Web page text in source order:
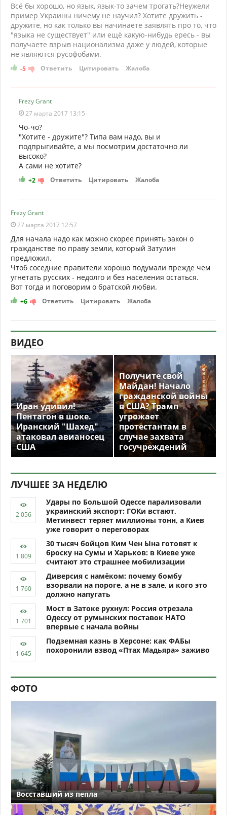
Всё бы хорошо, но язык, язык-то зачем трогать?Неужели
пример Украины ничему не научил? Хотите дружить -
дружите, но как только вы начинаете заявлять про то, что
"языка не существует" или ещё какую-нибудь ересь - вы
получаете взрыв национализма даже у людей, которые
не являются русофобами.
-5 Ответить Цитировать Жалоба
Frezy Grant
27 марта 2017 13:15
Чо-чо?
"Хотите - дружите"? Типа вам надо, вы и
подпрыгивайте, а мы посмотрим достаточно ли
высоко?
А сами не хотите?
+2 Ответить Цитировать Жалоба
Frezy Grant
27 марта 2017 12:57
Для начала надо как можно скорее принять закон о
гражданстве по праву земли, который Затулин
предложил.
Чтоб соседние правители хорошо подумали прежде чем
угнетать русских - недолго и без населения остаться.
Вот тогда и поговорим о братской любви.
+6 Ответить Цитировать Жалоба
ВИДЕО
Иран удивил!
Пентагон в шоке.
Иранский "Шахед"
атаковал авианосец
США
Получите свой
Майдан! Начало
гражданской войны
в США? Трамп
угрожает
протестантам в
случае захвата
госучреждений
ЛУЧШЕЕ ЗА НЕДЕЛЮ
Удары по Большой Одессе парализовали
украинский экспорт: ГОКи встают,
Метинвест теряет миллионы тонн, а Киев
уже говорит о переговорах
30 тысяч бойцов Ким Чен Ына готовят к
броску на Сумы и Харьков: в Киеве уже
считают это страшнее мобилизации
Диверсия с намёком: почему бомбу
взорвали на пороге, а не в зале, и кого это
должно напугать
Мост в Затоке рухнул: Россия отрезала
Одессу от румынских поставок НАТО
впервые с начала войны
Подземная казнь в Херсоне: как ФАБы
похоронили взвод «Птах Мадьяра» заживо
ФОТО
Восставший из пепла